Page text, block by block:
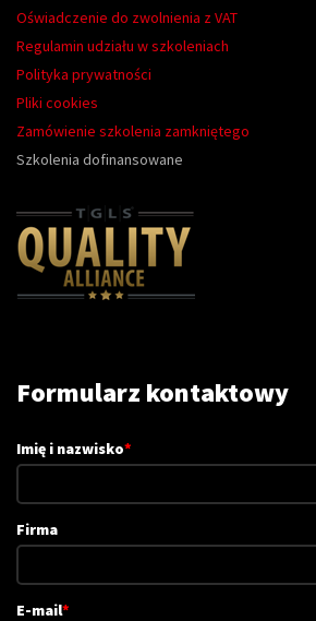
Oświadczenie do zwolnienia z VAT
Regulamin udziału w szkoleniach
Polityka prywatności
Pliki cookies
Zamówienie szkolenia zamkniętego
Szkolenia dofinansowane
Formularz kontaktowy
Imię i nazwisko*
Firma
E-mail*